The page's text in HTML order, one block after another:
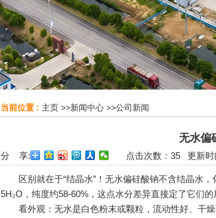
当前位置 : 主页 >>新闻中心 >>公司新闻
无水偏
点击次数： 35 更新时
分 享:
区别就在于“结晶水”！无水偏硅酸钠不含结晶水，
5H₂O，纯度约58-60%，这点水分差异直接定了它们的
看外观：无水是白色粉末或颗粒，流动性好、干燥